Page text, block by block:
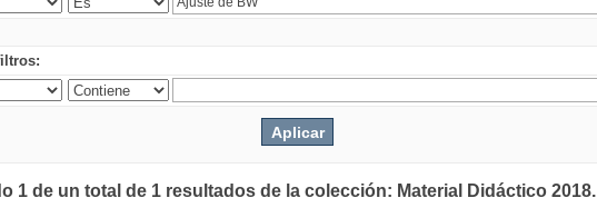
1 de un total de 1 resultados de la colección: Material Didáctico 2018.